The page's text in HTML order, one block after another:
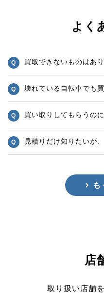
よく
買取できないものはあ
壊れている自転車でも
買い取りしてもらうの
見積りだけ知りたいが
も
店
取り扱い店舗